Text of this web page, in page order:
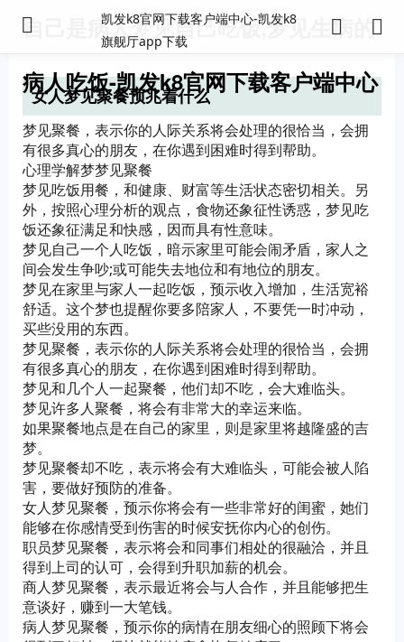
凯发k8官网下载客户端中心-凯发k8
旗舰厅app下载
自己是病人梦见自己吃饭,梦见生病的
病人吃饭-凯发k8官网下载客户端中心
女人梦见聚餐预兆着什么
梦见聚餐，表示你的人际关系将会处理的很恰当，会拥
有很多真心的朋友，在你遇到困难时得到帮助。
心理学解梦梦见聚餐
梦见吃饭用餐，和健康、财富等生活状态密切相关。另
外，按照心理分析的观点，食物还象征性诱惑，梦见吃
饭还象征满足和快感，因而具有性意味。
梦见自己一个人吃饭，暗示家里可能会闹矛盾，家人之
间会发生争吵;或可能失去地位和有地位的朋友。
梦见在家里与家人一起吃饭，预示收入增加，生活宽裕
舒适。这个梦也提醒你要多陪家人，不要凭一时冲动，
买些没用的东西。
梦见聚餐，表示你的人际关系将会处理的很恰当，会拥
有很多真心的朋友，在你遇到困难时得到帮助。
梦见和几个人一起聚餐，他们却不吃，会大难临头。
梦见许多人聚餐，将会有非常大的幸运来临。
如果聚餐地点是在自己的家里，则是家里将越隆盛的吉
梦。
梦见聚餐却不吃，表示将会有大难临头，可能会被人陷
害，要做好预防的准备。
女人梦见聚餐，预示你将会有一些非常好的闺蜜，她们
能够在你感情受到伤害的时候安抚你内心的创伤。
职员梦见聚餐，表示将会和同事们相处的很融洽，并且
得到上司的认可，会得到升职加薪的机会。
商人梦见聚餐，表示最近将会与人合作，并且能够把生
意谈好，赚到一大笔钱。
病人梦见聚餐，预示你的病情在朋友细心的照顾下将会